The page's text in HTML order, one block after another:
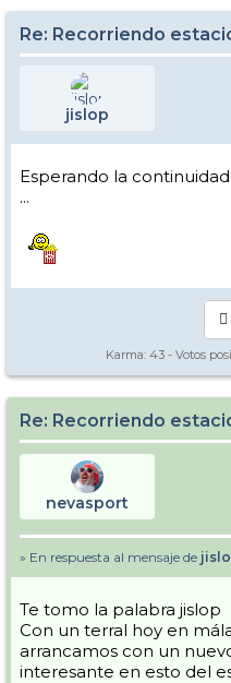
Re: Recorriendo
jislop
Esperando la
...
Karma: 43 - Votos
Re: Recorriendo
nevasport
» En respuesta al mensaje de
Te tomo la palabra jislop
Con un terral hoy en
arrancamos con un
interesante en esto del